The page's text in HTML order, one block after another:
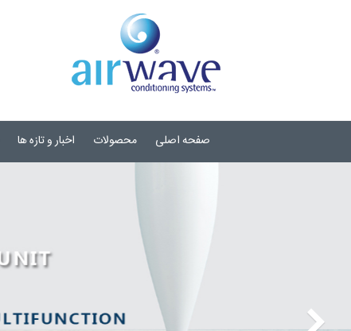
صفحه اصلی محصولات اخبار و تازه ها